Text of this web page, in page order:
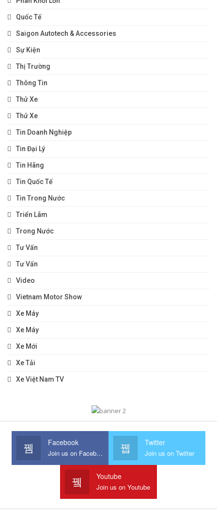
Quốc Tế
Saigon Autotech & Accessories
Sự Kiện
Thị Trường
Thông Tin
Thử Xe
Thử Xe
Tin Doanh Nghiệp
Tin Đại Lý
Tin Hãng
Tin Quốc Tế
Tin Trong Nước
Triển Lãm
Trong Nước
Tư Vấn
Tư Vấn
Video
Vietnam Motor Show
Xe Máy
Xe Máy
Xe Mới
Xe Tải
Xe Việt Nam TV
Facebook
Join us on Facebook
Twitter
Join us on Twitter
Youtube
Join us on Youtube